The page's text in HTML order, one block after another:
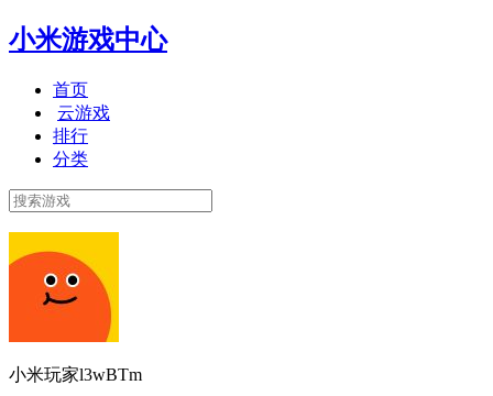
小米游戏中心
首页
云游戏
排行
分类
小米玩家l3wBTm